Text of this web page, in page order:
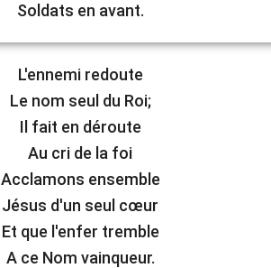
Soldats en avant.
L'ennemi redoute
Le nom seul du Roi;
Il fait en déroute
Au cri de la foi
Acclamons ensemble
Jésus d'un seul cœur
Et que l'enfer tremble
A ce Nom vainqueur.